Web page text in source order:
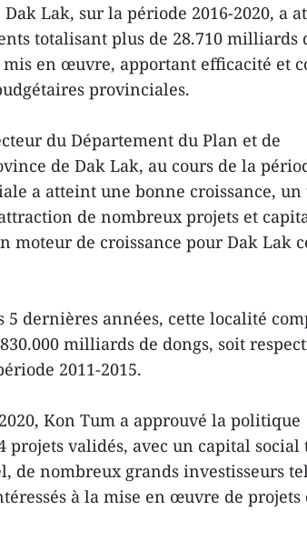
Lak, sur la période 2016-2020, a
totalisant plus de 28.710 milliards
en œuvre, apportant efficacité et
provinciales.
du Département du Plan et de
de Dak Lak, au cours de la
a atteint une bonne croissance,
de nombreux projets et
moteur de croissance pour Dak Lak
5 dernières années, cette localité
milliards de dongs, soit
2011-2015.
Kon Tum a approuvé la politique
projets validés, avec un capital social
de nombreux grands investisseurs
à la mise en œuvre de projets